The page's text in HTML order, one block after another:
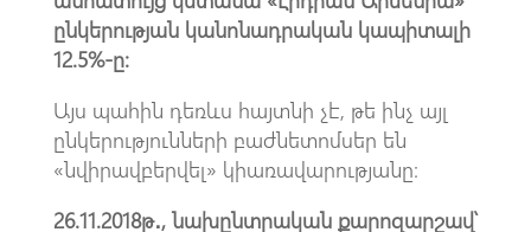
ընկերության կանոնադրական կապիտալի
12.5%-ը:
Այս պահին դեռևս հայտնի չէ, թե ինչ այլ
ընկերությունների բաժնետոմսեր են
«նվիրավբերվել» կիառավարությանը։
26.11.2018թ․, նախընտրական քարոզարշավ՝